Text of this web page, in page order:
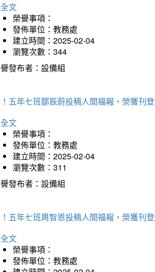
文
榮譽事項：
發佈單位：教務處
建立時間：2025-02-04
瀏覽次數：344
發布者：設備組
五年七班鄒辰蔚投稿人間福報，榮獲刊登
文
榮譽事項：
發佈單位：教務處
建立時間：2025-02-04
瀏覽次數：311
發布者：設備組
五年七班周智恩投稿人間福報，榮獲刊登
文
榮譽事項：
發佈單位：教務處